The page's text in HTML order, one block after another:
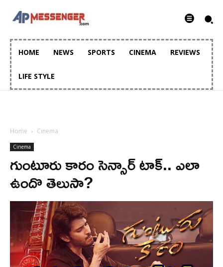
HOME NEWS SPORTS CINEMA REVIEWS
LIFE STYLE
Home Cinema
Cinema
గుంటూరు కారం సెన్సార్ టాక్.. ఎలా
ఉందొ తెలుసా?